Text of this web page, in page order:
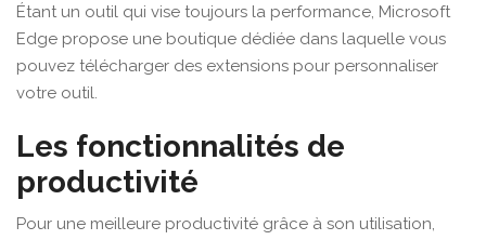
Étant un outil qui vise toujours la performance, Microsoft
Edge propose une boutique dédiée dans laquelle vous
pouvez télécharger des extensions pour personnaliser
votre outil.
Les fonctionnalités de
productivité
Pour une meilleure productivité grâce à son utilisation,